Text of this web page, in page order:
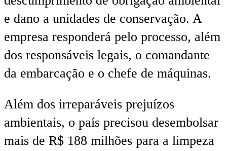
e dano a unidades de conservação. A
empresa responderá pelo processo, além
dos responsáveis legais, o comandante
da embarcação e o chefe de máquinas.
Além dos irreparáveis prejuízos
ambientais, o país precisou desembolsar
mais de R$ 188 milhões para a limpeza